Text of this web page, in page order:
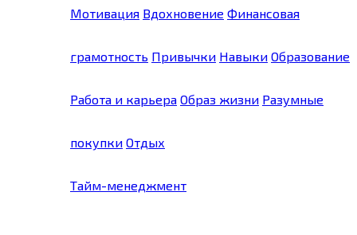
Мотивация Вдохновение Финансовая
грамотность Привычки Навыки Образование
Работа и карьера Образ жизни Разумные
покупки Отдых
Тайм-менеджмент